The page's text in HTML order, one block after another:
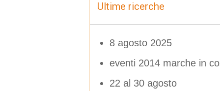
Ultime ricerche
8 agosto 2025
eventi 2014 marche in
22 al 30 agosto